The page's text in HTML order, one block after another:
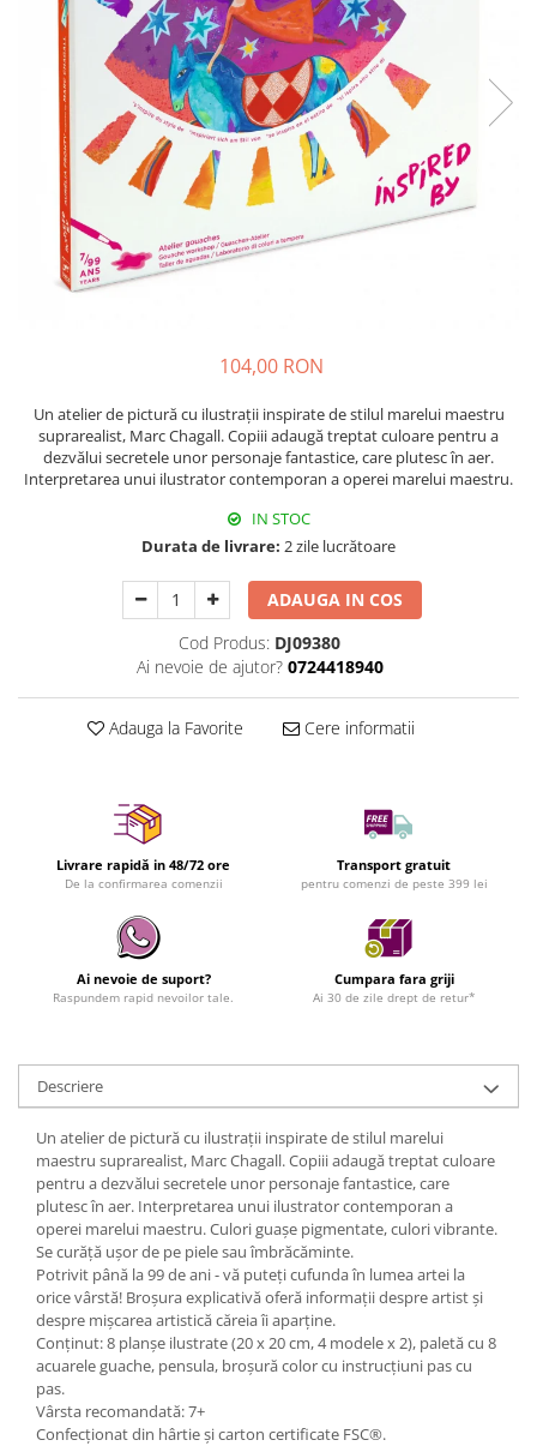
104,00 RON
Un atelier de pictură cu ilustrații inspirate de stilul marelui maestru
suprarealist, Marc Chagall. Copiii adaugă treptat culoare pentru a
dezvălui secretele unor personaje fantastice, care plutesc în aer.
Interpretarea unui ilustrator contemporan a operei marelui maestru.
IN STOC
Durata de livrare: 2 zile lucrătoare
ADAUGA IN COS
Cod Produs: DJ09380
Ai nevoie de ajutor? 0724418940
Adauga la Favorite Cere informatii
Livrare rapidă in 48/72 ore
De la confirmarea comenzii
Transport gratuit
pentru comenzi de peste 399 lei
Ai nevoie de suport?
Raspundem rapid nevoilor tale.
Cumpara fara griji
Ai 30 de zile drept de retur*
Descriere
Un atelier de pictură cu ilustrații inspirate de stilul marelui
maestru suprarealist, Marc Chagall. Copiii adaugă treptat culoare
pentru a dezvălui secretele unor personaje fantastice, care
plutesc în aer. Interpretarea unui ilustrator contemporan a
operei marelui maestru. Culori guașe pigmentate, culori vibrante.
Se curăță ușor de pe piele sau îmbrăcăminte.
Potrivit până la 99 de ani - vă puteți cufunda în lumea artei la
orice vârstă! Broșura explicativă oferă informații despre artist și
despre mișcarea artistică căreia îi aparține.
Conținut: 8 planșe ilustrate (20 x 20 cm, 4 modele x 2), paletă cu 8
acuarele guache, pensula, broșură color cu instrucțiuni pas cu
pas.
Vârsta recomandată: 7+
Confecționat din hârtie și carton certificate FSC®.